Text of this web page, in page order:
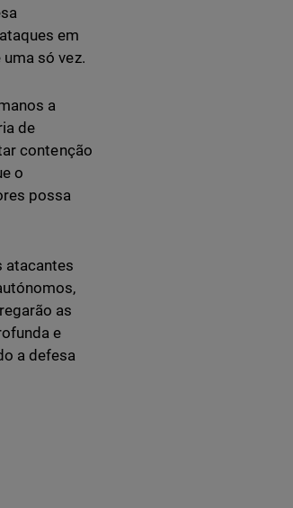
em
só vez.
a
de
contenção
o
possa
atacantes
as
e
a defesa